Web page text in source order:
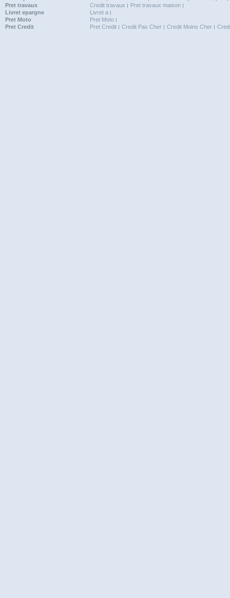
Pret travaux
Credit travaux
Pret travaux maison
Livret epargne
Livret a
Pret Moto
Pret Moto
Pret Credit
Pret Credit Credit Pas Cher Credit Moins Cher